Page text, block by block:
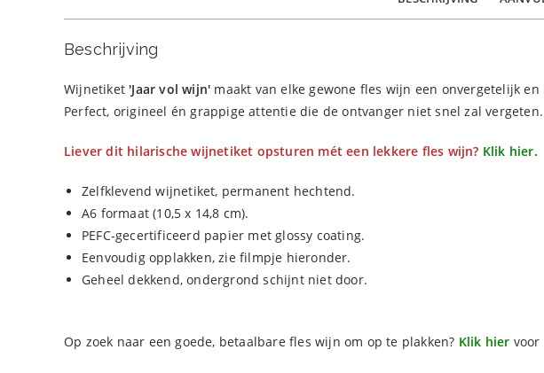
Beschrijving
Wijnetiket 'Jaar vol wijn' maakt van elke gewone fles wijn een onvergetelijk
Perfect, origineel én grappige attentie die de ontvanger niet snel zal
Liever dit hilarische wijnetiket opsturen mét een lekkere fles wijn? Klik hier.
Zelfklevend wijnetiket, permanent hechtend.
A6 formaat (10,5 x 14,8 cm).
PEFC-gecertificeerd papier met glossy coating.
Eenvoudig opplakken, zie filmpje hieronder.
Geheel dekkend, ondergrond schijnt niet door.
Op zoek naar een goede, betaalbare fles wijn om op te plakken? Klik hier voor